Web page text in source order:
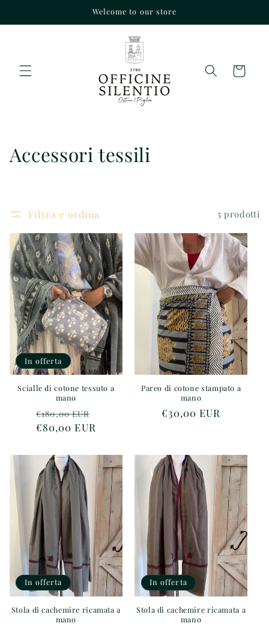
ai contenuti
Welcome to our store
Carrello
C
e
z
i
o
n
e
Accessori tessili
Filtra e ordina 5 prodotti
In offerta
Scialle di cotone tessuto a
mano
Prezzo
di
€180,00 EUR
€80,00 EUR
Pareo di cotone stampato a
mano
Prezzo
€30,00 EUR
In offerta
Stola di cachemire ricamata a
mano
In offerta
Stola di cachemire ricamata a
mano